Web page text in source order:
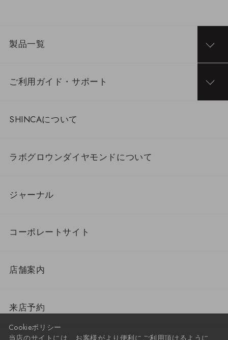
製品一覧
ご利用ガイド・サポート
SHINCAについて
ラボグロウンダイヤモンドについて
ジャーナル
コーポレートサイト
店舗案内
来店予約
Cookieポリシー